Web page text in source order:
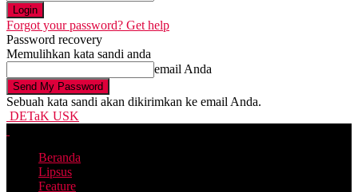
Forgot your password? Get help
Password recovery
Memulihkan kata sandi anda
email Anda
Sebuah kata sandi akan dikirimkan ke email Anda.
DETaK USK
Beranda
Lipsus
Feature